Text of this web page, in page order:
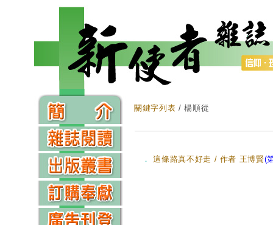
關鍵字列表 / 楊順從
．這條路真不好走 / 作者 王博賢(